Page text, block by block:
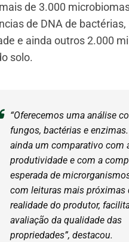
de 3.000
de DNA de
e ainda outros 2.000
solo.
“Oferecemos uma análise
fungos, bactérias e
ainda um comparativo com
produtividade e com a
esperada de
com leituras mais próximas
realidade do produtor,
avaliação da qualidade das
propriedades”, destacou.